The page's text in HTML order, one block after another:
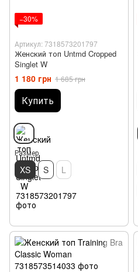
−30%
Артикул: 7318573201797
Женский топ Untmd Cropped
Singlet W
1 180 грн 1 685 грн
Купить
Размер
XS S L